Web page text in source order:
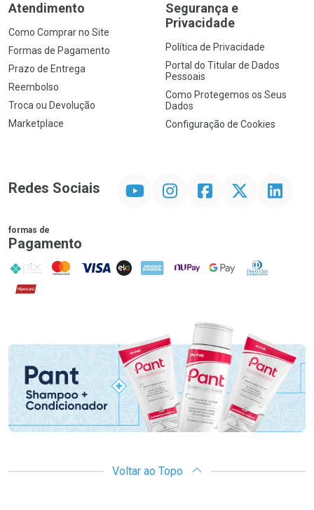
Atendimento
Como Comprar no Site
Formas de Pagamento
Prazo de Entrega
Reembolso
Troca ou Devolução
Marketplace
Segurança e
Privacidade
Política de Privacidade
Portal do Titular de Dados
Pessoais
Como Protegemos os Seus
Dados
Configuração de Cookies
Redes Sociais InstagramFacebookTwitter Linkedin
formas de
Pagamento
PIX MasterCard
VISA ELO AMEX NuPay Google PayDiners Club
Hipercard
Promoção em Destaque
Voltar ao Topo